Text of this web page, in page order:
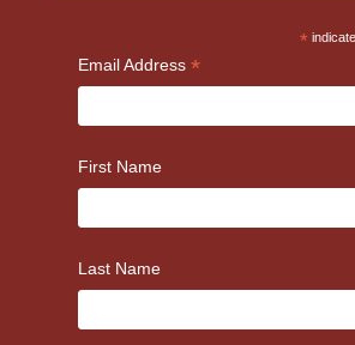
*
Email Address *
First Name
Last Name